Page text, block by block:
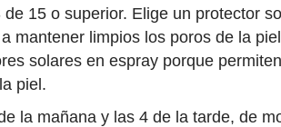
15 o superior. Elige un protector
mantener limpios los poros de la
solares en espray porque
piel.
la mañana y las 4 de la tarde, de